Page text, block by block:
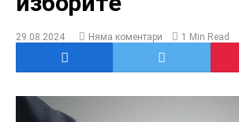
29.08.2024 Няма коментари 1 Min Read